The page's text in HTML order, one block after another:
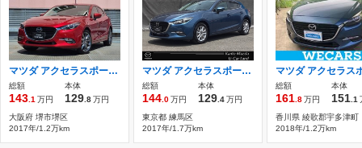
マツダ アクセラスポーツ 1.5 15XD Lパッケージ ディーゼルターボ ETC車載器 バックカメラ 衝突被害軽減ブレ
総額
143 .1 万円
本体
129 .8万円
大阪府 堺市堺区
2017年/1.2万km
マツダ アクセラスポーツ 1.5 15S プロアクティブ 2WD 地デジ 360℃ビューモニター
総額
144 .0万円
本体
129 .4万円
東京都 練馬区
2017年/1.7万km
総額
161 .8万円
本体
151 .1
香川県 綾歌郡宇多津町
2018年/1.2万km